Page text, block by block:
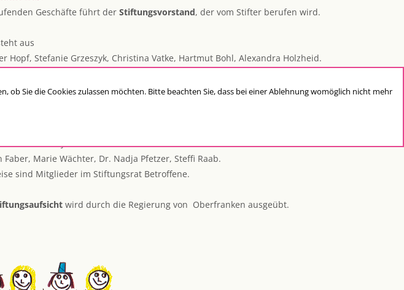
Geschäfte führt der Stiftungsvorstand, der vom Stifter berufen wird.
aus
Hopf, Stefanie Grzeszyk, Christina Vatke, Hartmut Bohl, Alexandra Holzheid.
und überwacht den Stiftungsvorstand.
Can Aydin, RA Christian Müller, Prof. Dr. med. Peter Dahlem, Dr.
Faber, Marie Wächter, Dr. Nadja Pfetzer, Steffi Raab.
sind Mitglieder im Stiftungsrat Betroffene.
wird durch die Regierung von Oberfranken ausgeübt.
ob Sie die Cookies zulassen möchten. Bitte beachten Sie, dass bei einer Ablehnung womöglich nicht mehr